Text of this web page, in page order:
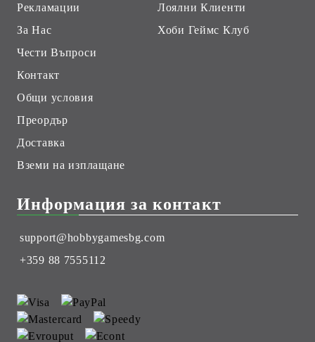
Рекламации
За Нас
Чести Въпроси
Контакт
Общи условия
Преордър
Доставка
Вземи на изплащане
Лоялни Клиенти
Хоби Геймс Клуб
Информация за контакт
support@hobbygamesbg.com
+359 88 7555112